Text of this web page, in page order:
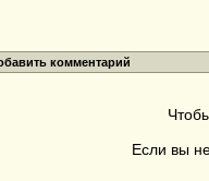
комментарий
Если вы